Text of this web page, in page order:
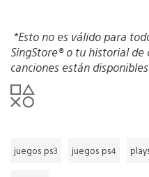
*Esto no es válido para
SingStore® o tu historial
canciones están disponibles.
juegos ps3 juegos ps4